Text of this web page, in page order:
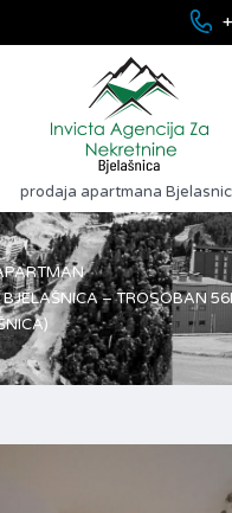
prodaja apartmana
– TROSOBAN